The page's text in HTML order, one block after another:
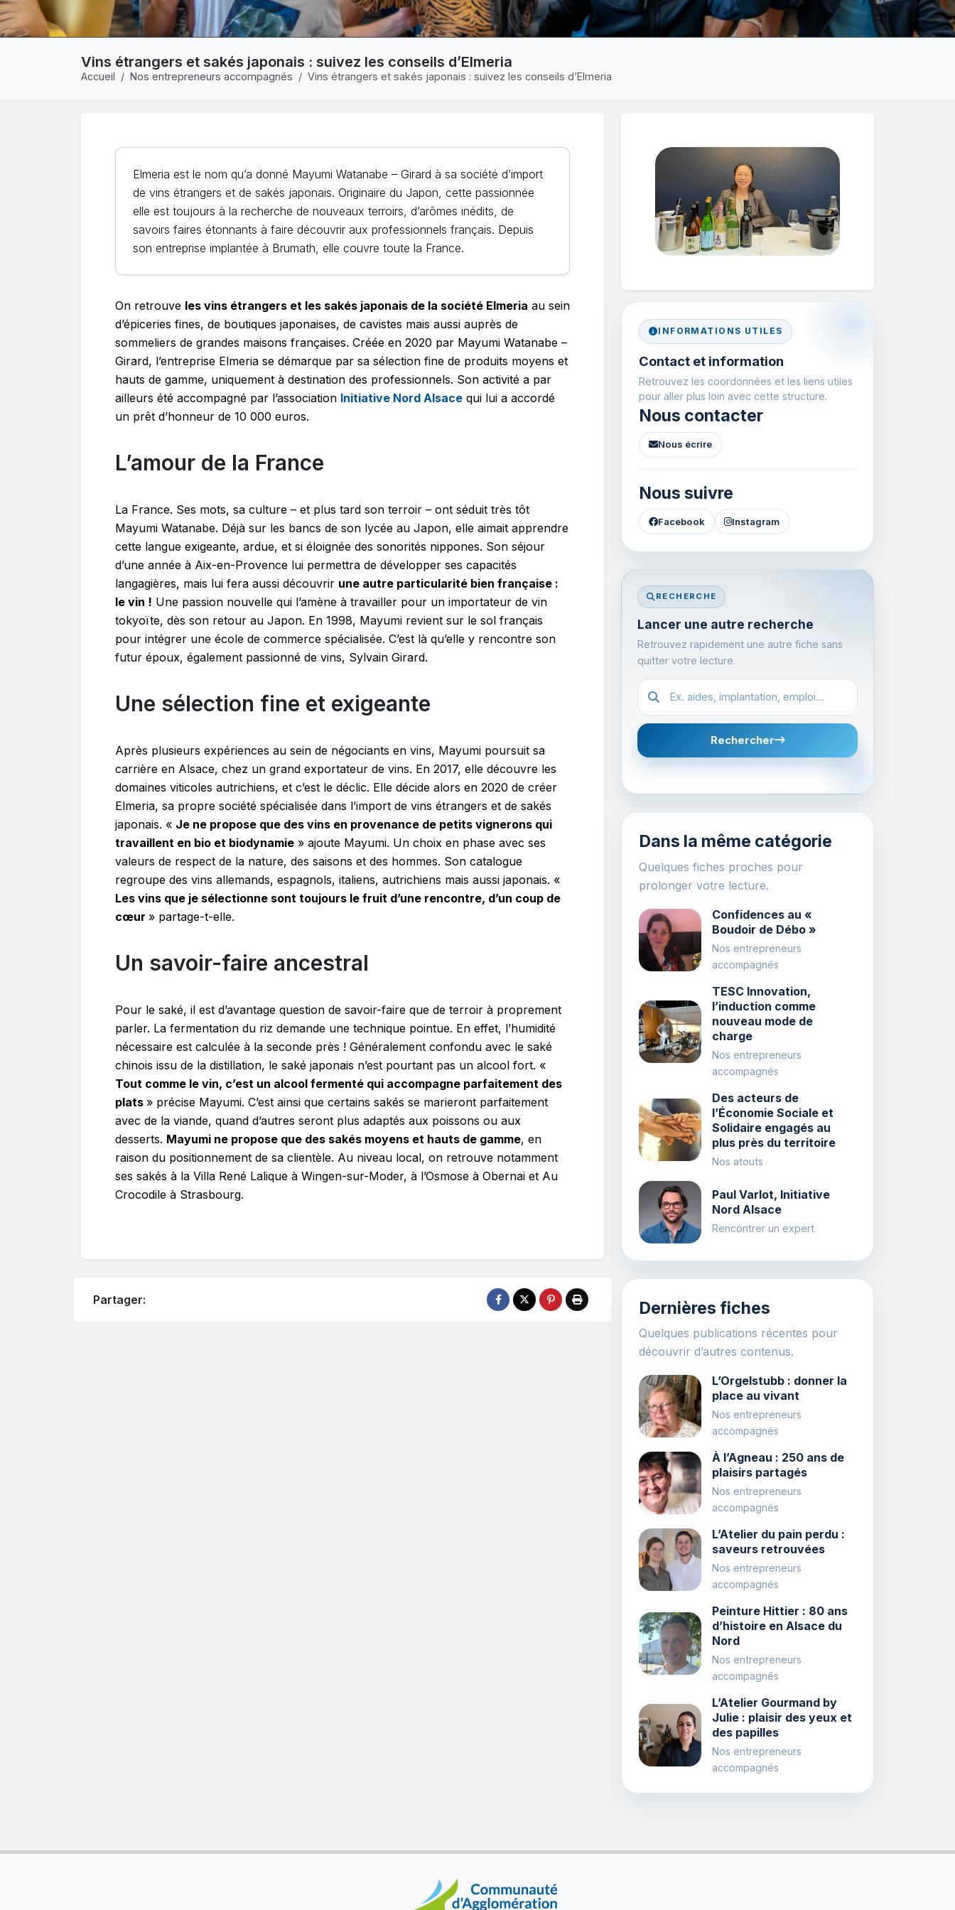
Vins étrangers et sakés japonais : suivez les conseils d’Elmeria
Accueil Nos entrepreneurs accompagnés Vins étrangers et sakés japonais : suivez les conseils d’Elmeria
Elmeria est le nom qu’a donné Mayumi Watanabe – Girard à sa société d’import
de vins étrangers et de sakés japonais. Originaire du Japon, cette passionnée
elle est toujours à la recherche de nouveaux terroirs, d’arômes inédits, de
savoirs faires étonnants à faire découvrir aux professionnels français. Depuis
son entreprise implantée à Brumath, elle couvre toute la France.
On retrouve les vins étrangers et les sakés japonais de la société Elmeria au sein
d’épiceries fines, de boutiques japonaises, de cavistes mais aussi auprès de
sommeliers de grandes maisons françaises. Créée en 2020 par Mayumi Watanabe –
Girard, l’entreprise Elmeria se démarque par sa sélection fine de produits moyens et
hauts de gamme, uniquement à destination des professionnels. Son activité a par
ailleurs été accompagné par l’association Initiative Nord Alsace qui lui a accordé
un prêt d’honneur de 10 000 euros.
L’amour de la France
La France. Ses mots, sa culture – et plus tard son terroir – ont séduit très tôt
Mayumi Watanabe. Déjà sur les bancs de son lycée au Japon, elle aimait apprendre
cette langue exigeante, ardue, et si éloignée des sonorités nippones. Son séjour
d’une année à Aix-en-Provence lui permettra de développer ses capacités
langagières, mais lui fera aussi découvrir une autre particularité bien française :
le vin ! Une passion nouvelle qui l’amène à travailler pour un importateur de vin
tokyoïte, dès son retour au Japon. En 1998, Mayumi revient sur le sol français
pour intégrer une école de commerce spécialisée. C’est là qu’elle y rencontre son
futur époux, également passionné de vins, Sylvain Girard.
Une sélection fine et exigeante
Après plusieurs expériences au sein de négociants en vins, Mayumi poursuit sa
carrière en Alsace, chez un grand exportateur de vins. En 2017, elle découvre les
domaines viticoles autrichiens, et c’est le déclic. Elle décide alors en 2020 de créer
Elmeria, sa propre société spécialisée dans l’import de vins étrangers et de sakés
japonais. « Je ne propose que des vins en provenance de petits vignerons qui
travaillent en bio et biodynamie » ajoute Mayumi. Un choix en phase avec ses
valeurs de respect de la nature, des saisons et des hommes. Son catalogue
regroupe des vins allemands, espagnols, italiens, autrichiens mais aussi japonais. «
Les vins que je sélectionne sont toujours le fruit d’une rencontre, d’un coup de
cœur » partage-t-elle.
Un savoir-faire ancestral
Pour le saké, il est d’avantage question de savoir-faire que de terroir à proprement
parler. La fermentation du riz demande une technique pointue. En effet, l’humidité
nécessaire est calculée à la seconde près ! Généralement confondu avec le saké
chinois issu de la distillation, le saké japonais n’est pourtant pas un alcool fort. «
Tout comme le vin, c’est un alcool fermenté qui accompagne parfaitement des
plats » précise Mayumi. C’est ainsi que certains sakés se marieront parfaitement
avec de la viande, quand d’autres seront plus adaptés aux poissons ou aux
desserts. Mayumi ne propose que des sakés moyens et hauts de gamme, en
raison du positionnement de sa clientèle. Au niveau local, on retrouve notamment
ses sakés à la Villa René Lalique à Wingen-sur-Moder, à l’Osmose à Obernai et Au
Crocodile à Strasbourg.
Partager:
INFORMATIONS UTILES
Contact et information
Retrouvez les coordonnées et les liens utiles
pour aller plus loin avec cette structure.
Nous contacter
Nous écrire
Nous suivre
Facebook Instagram
RECHERCHE
Lancer une autre recherche
Retrouvez rapidement une autre fiche sans
quitter votre lecture.
Recherche dans les fiches
Rechercher
Dans la même catégorie
Quelques fiches proches pour
prolonger votre lecture.
Confidences au «
Boudoir de Débo »
Nos entrepreneurs
accompagnés
TESC Innovation,
l’induction comme
nouveau mode de
charge
Nos entrepreneurs
accompagnés
Des acteurs de
l’Économie Sociale et
Solidaire engagés au
plus près du territoire
Nos atouts
Paul Varlot, Initiative
Nord Alsace
Rencontrer un expert
Dernières fiches
Quelques publications récentes pour
découvrir d’autres contenus.
L’Orgelstubb : donner la
place au vivant
Nos entrepreneurs
accompagnés
À l’Agneau : 250 ans de
plaisirs partagés
Nos entrepreneurs
accompagnés
L’Atelier du pain perdu :
saveurs retrouvées
Nos entrepreneurs
accompagnés
Peinture Hittier : 80 ans
d’histoire en Alsace du
Nord
Nos entrepreneurs
accompagnés
L’Atelier Gourmand by
Julie : plaisir des yeux et
des papilles
Nos entrepreneurs
accompagnés